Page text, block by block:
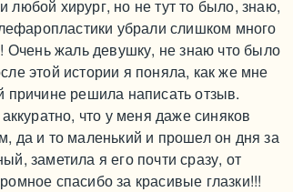
любой хирург, но не тут то было, знаю,
убрали слишком много
Очень жаль девушку, не знаю что было
этой истории я поняла, как же мне
причине решила написать отзыв.
что у меня даже синяков
да и то маленький и прошел он дня за
заметила я его почти сразу, от
спасибо за красивые глазки!!!